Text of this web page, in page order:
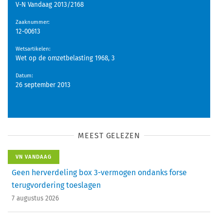
V-N Vandaag 2013/2168
Zaaknummer:
12-00613
Wetsartikelen:
Wet op de omzetbelasting 1968, 3
Datum:
26 september 2013
MEEST GELEZEN
VN VANDAAG
Geen herverdeling box 3-vermogen ondanks forse
terugvordering toeslagen
7 augustus 2026